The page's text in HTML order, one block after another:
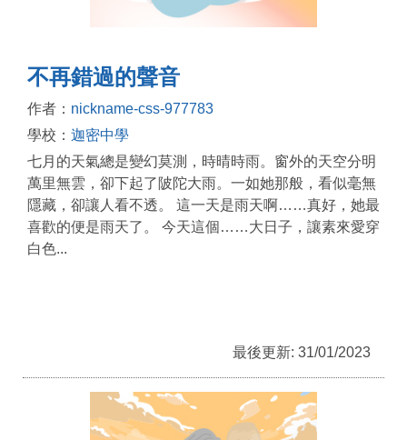
不再錯過的聲音
作者： nickname-css-977783
學校： 迦密中學
七月的天氣總是變幻莫測，時晴時雨。窗外的天空分明
萬里無雲，卻下起了陂陀大雨。一如她那般，看似毫無
隱藏，卻讓人看不透。 這一天是雨天啊……真好，她最
喜歡的便是雨天了。 今天這個……大日子，讓素來愛穿
白色...
最後更新: 31/01/2023